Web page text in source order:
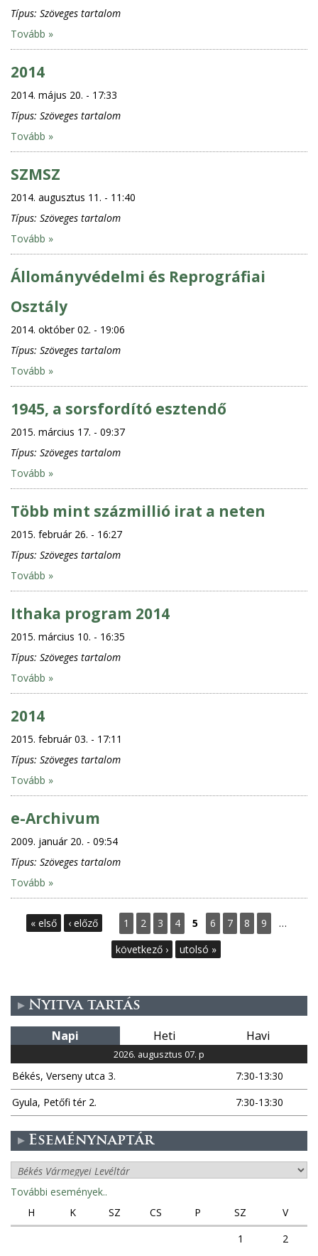
Típus: Szöveges tartalom
Tovább »
2014
2014. május 20. - 17:33
Típus: Szöveges tartalom
Tovább »
SZMSZ
2014. augusztus 11. - 11:40
Típus: Szöveges tartalom
Tovább »
Állományvédelmi és Reprográfiai
Osztály
2014. október 02. - 19:06
Típus: Szöveges tartalom
Tovább »
1945, a sorsfordító esztendő
2015. március 17. - 09:37
Típus: Szöveges tartalom
Tovább »
Több mint százmillió irat a neten
2015. február 26. - 16:27
Típus: Szöveges tartalom
Tovább »
Ithaka program 2014
2015. március 10. - 16:35
Típus: Szöveges tartalom
Tovább »
2014
2015. február 03. - 17:11
Típus: Szöveges tartalom
Tovább »
e-Archivum
2009. január 20. - 09:54
Típus: Szöveges tartalom
Tovább »
a
l
a
k
« első ‹ előző 1 2 3 4 5 6 7 8 9
…
következő ›
utolsó »
Nyitva tartás
Napi Heti Havi
2026. augusztus 07. p
Békés, Verseny utca 3.
7:30-13:30
Gyula, Petőfi tér 2.
7:30-13:30
Eseménynaptár
További események..
H
K SZ CS P SZ
V
1
2